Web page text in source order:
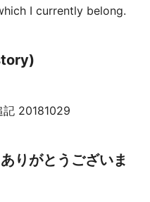
I currently belong.
記 20181029
りがとうございま